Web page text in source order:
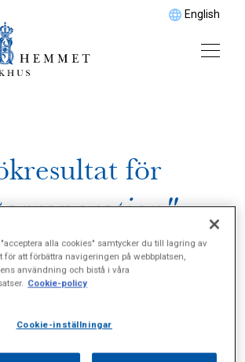
English
för
alla cookies" samtycker du till lagring av
för att förbättra navigeringen på webbplatsen,
användning och bistå i våra
Cookie-policy
Cookie-inställningar